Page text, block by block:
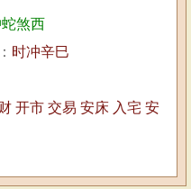
蛇煞西
时冲辛巳
开市 交易 安床 入宅 安